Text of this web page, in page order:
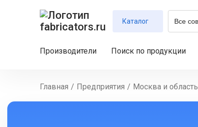
Каталог
Производители Поиск по продукции
Главная / Предприятия / Москва и область